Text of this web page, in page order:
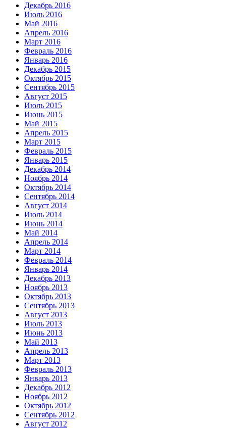
Декабрь 2016
Июль 2016
Май 2016
Апрель 2016
Март 2016
Февраль 2016
Январь 2016
Декабрь 2015
Октябрь 2015
Сентябрь 2015
Август 2015
Июль 2015
Июнь 2015
Май 2015
Апрель 2015
Март 2015
Февраль 2015
Январь 2015
Декабрь 2014
Ноябрь 2014
Октябрь 2014
Сентябрь 2014
Август 2014
Июль 2014
Июнь 2014
Май 2014
Апрель 2014
Март 2014
Февраль 2014
Январь 2014
Декабрь 2013
Ноябрь 2013
Октябрь 2013
Сентябрь 2013
Август 2013
Июль 2013
Июнь 2013
Май 2013
Апрель 2013
Март 2013
Февраль 2013
Январь 2013
Декабрь 2012
Ноябрь 2012
Октябрь 2012
Сентябрь 2012
Август 2012